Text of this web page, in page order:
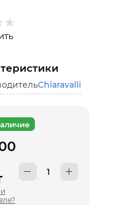
Chiaravalli